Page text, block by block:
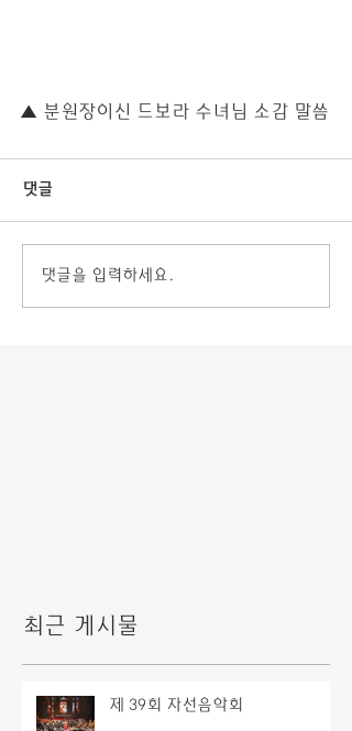
▲ 분원장이신 드보라 수녀님 소감 말씀
댓글
댓글을 입력하세요.
최근 게시물
제 39회 자선음악회